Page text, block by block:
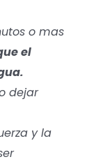
o mas
el
dejar
y la